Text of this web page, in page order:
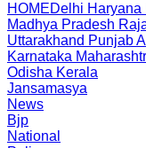
HOMEDelhi Haryana
Madhya Pradesh
Uttarakhand Punjab
Karnataka
Odisha Kerala
Jansamasya
News
Bjp
National